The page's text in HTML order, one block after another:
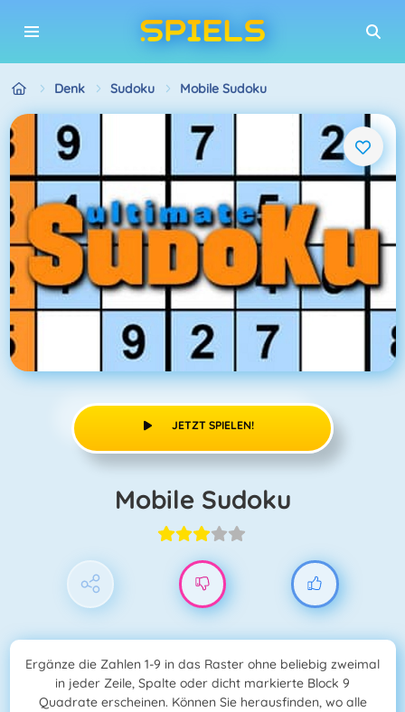
Denk Sudoku Mobile Sudoku
JETZT SPIELEN!
Mobile Sudoku
Ergänze die Zahlen 1-9 in das Raster ohne beliebig zweimal
in jeder Zeile, Spalte oder dicht markierte Block 9
Quadrate erscheinen. Können Sie herausfinden, wo alle